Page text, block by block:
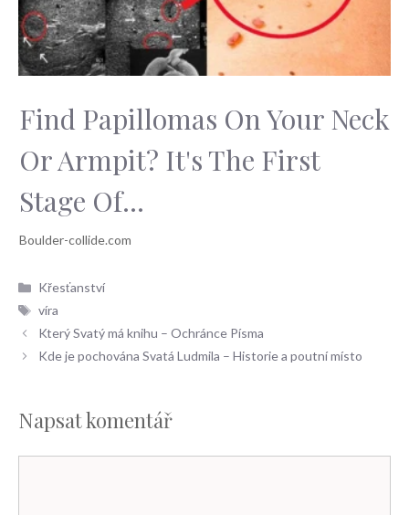
Find Papillomas On Your Neck
Or Armpit? It's The First
Stage Of...
Rubriky
Křesťanství
Štítky
víra
Který Svatý má knihu – Ochránce Písma
Kde je pochována Svatá Ludmila – Historie a poutní místo
Napsat komentář